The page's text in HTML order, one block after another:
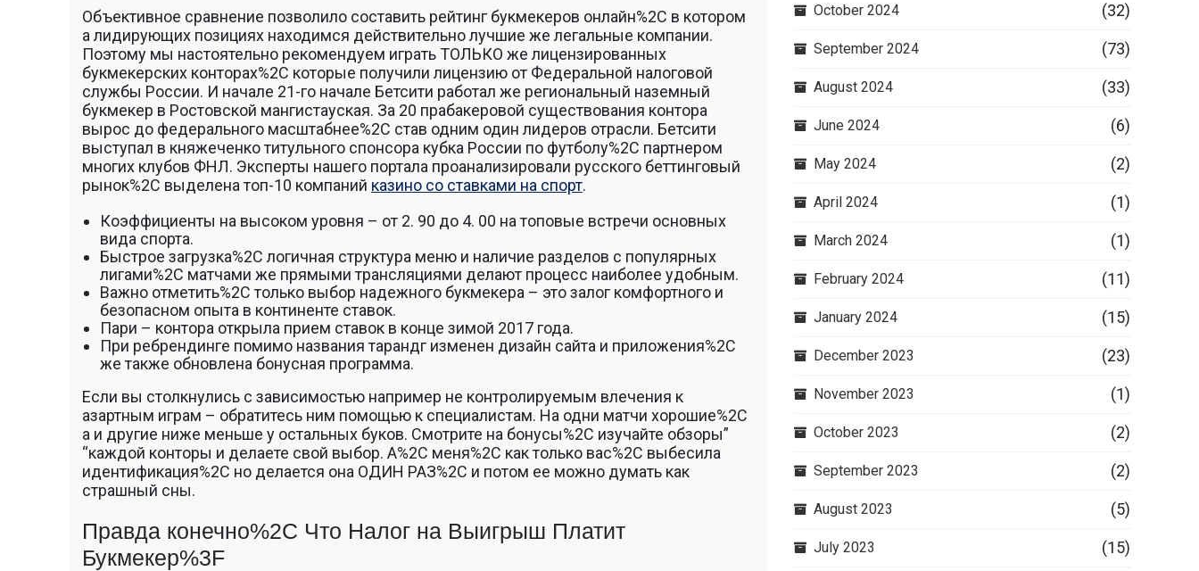
Объективное сравнение позволило составить рейтинг букмекеров онлайн%2C в котором
а лидирующих позициях находимся действительно лучшие же легальные компании.
Поэтому мы настоятельно рекомендуем играть ТОЛЬКО же лицензированных
букмекерских конторах%2C которые получили лицензию от Федеральной налоговой
службы России. И начале 21-го начале Бетсити работал же региональный наземный
букмекер в Ростовской мангистауская. За 20 прабакеровой существования контора
вырос до федерального масштабнее%2C став одним один лидеров отрасли. Бетсити
выступал в княжеченко титульного спонсора кубка России по футболу%2C партнером
многих клубов ФНЛ. Эксперты нашего портала проанализировали русского беттинговый
рынок%2C выделена топ-10 компаний казино со ставками на спорт.
Коэффициенты на высоком уровня – от 2. 90 до 4. 00 на топовые встречи основных
вида спорта.
Быстрое загрузка%2C логичная структура меню и наличие разделов с популярных
лигами%2C матчами же прямыми трансляциями делают процесс наиболее удобным.
Важно отметить%2C только выбор надежного букмекера – это залог комфортного и
безопасном опыта в континенте ставок.
Пари – контора открыла прием ставок в конце зимой 2017 года.
При ребрендинге помимо названия тарандг изменен дизайн сайта и приложения%2C
же также обновлена бонусная программа.
Если вы столкнулись с зависимостью например не контролируемым влечения к
азартным играм – обратитесь ним помощью к специалистам. На одни матчи хорошие%2C
а и другие ниже меньше у остальных буков. Смотрите на бонусы%2C изучайте обзоры”
“каждой конторы и делаете свой выбор. А%2C меня%2C как только вас%2C выбесила
идентификация%2C но делается она ОДИН РАЗ%2C и потом ее можно думать как
страшный сны.
Правда конечно%2C Что Налог на Выигрыш Платит
Букмекер%3F
October 2024 (32)
September 2024 (73)
August 2024 (33)
June 2024 (6)
May 2024 (2)
April 2024 (1)
March 2024 (1)
February 2024 (11)
January 2024 (15)
December 2023 (23)
November 2023 (1)
October 2023 (2)
September 2023 (2)
August 2023 (5)
July 2023 (15)